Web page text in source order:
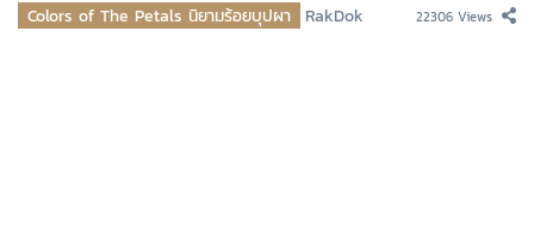
Colors of The Petals นิยามร้อยบุปผา RakDok 22306 Views